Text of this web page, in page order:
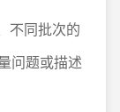
不同批次的
问题或描述